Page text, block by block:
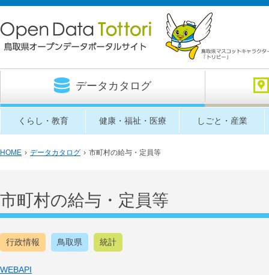
データカタログ
くらし・教育 健康・福祉・医療 しごと・産業
HOME › データカタログ › 市町村の給与・定員等
市町村の給与・定員等
行政情報 鳥取県 統計
WEBAPI